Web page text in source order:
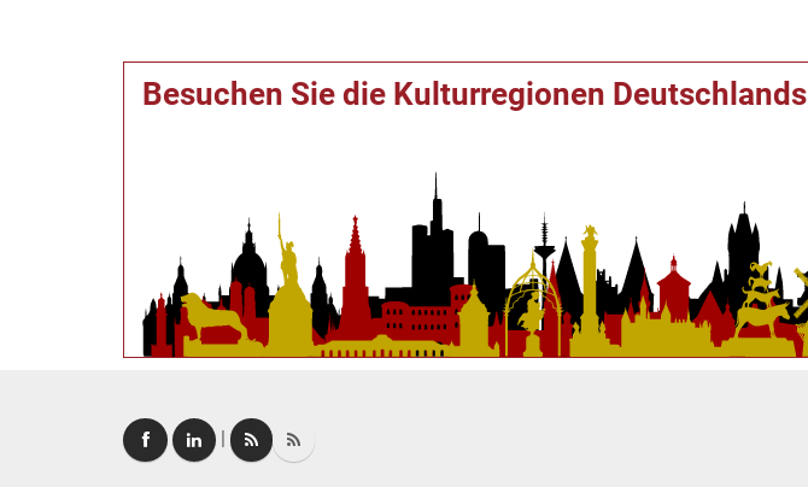
Besuchen Sie die Kulturregionen Deutschlands